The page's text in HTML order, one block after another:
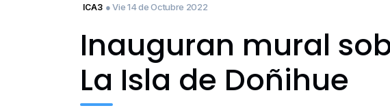
ICA3 ● Vie 14 de Octubre 2022
Inauguran mural
La Isla de Doñihue